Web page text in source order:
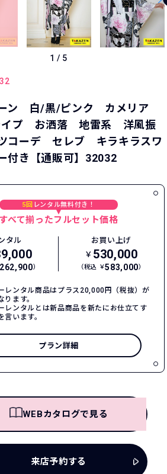
1 / 5
ン 白/黒/ピンク カメリア
イプ お洒落 地雷系 洋風振
コーデ セレブ キラキラスワ
付き【通販可】32032
5回 レンタル無料付き！
すべて揃ったフルセット価格
タル
262,900）
お買い上げ
￥ 530,000
（税込 ￥583,000）
レンタル商品はプラス20,000円（税抜）が
ります。
レンタルとは新品商品を新たにお仕立てす
言います。
プラン詳細
WEBカタログで見る
来店予約する